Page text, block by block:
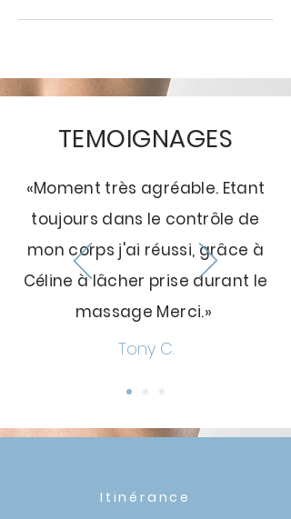
TEMOIGNAGES
«Moment très agréable. Etant
toujours dans le contrôle de
mon corps j'ai réussi, grâce à
Céline à lâcher prise durant le
massage Merci.»
Tony C.
Itinérance